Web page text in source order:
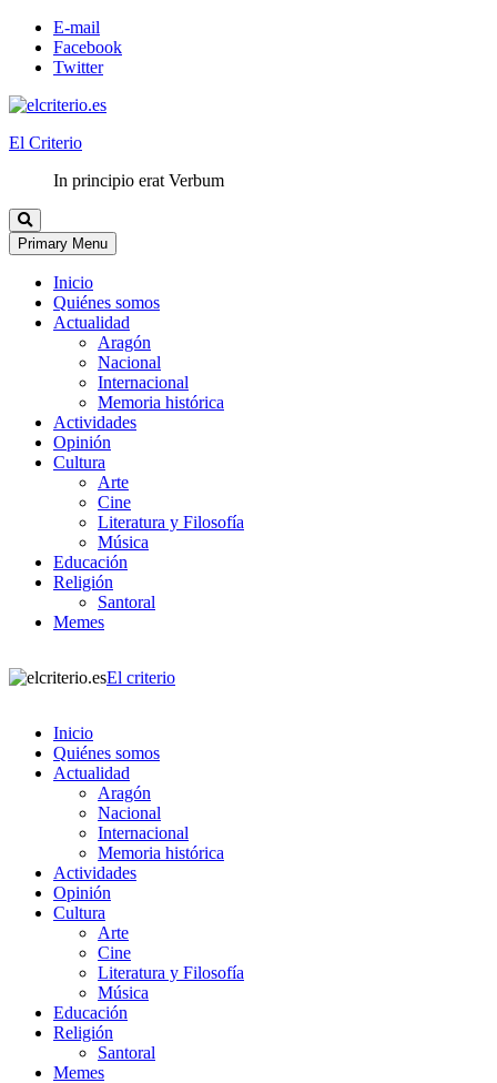
E-mail
Facebook
Twitter
El Criterio
In principio erat Verbum
Primary Menu
Inicio
Quiénes somos
Actualidad
Aragón
Nacional
Internacional
Memoria histórica
Actividades
Opinión
Cultura
Arte
Cine
Literatura y Filosofía
Música
Educación
Religión
Santoral
Memes
El criterio
Inicio
Quiénes somos
Actualidad
Aragón
Nacional
Internacional
Memoria histórica
Actividades
Opinión
Cultura
Arte
Cine
Literatura y Filosofía
Música
Educación
Religión
Santoral
Memes